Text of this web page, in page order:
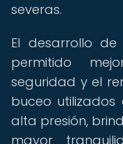
severas.
El desarrollo
permitido
seguridad y el
buceo utilizados
alta presión,
mayor